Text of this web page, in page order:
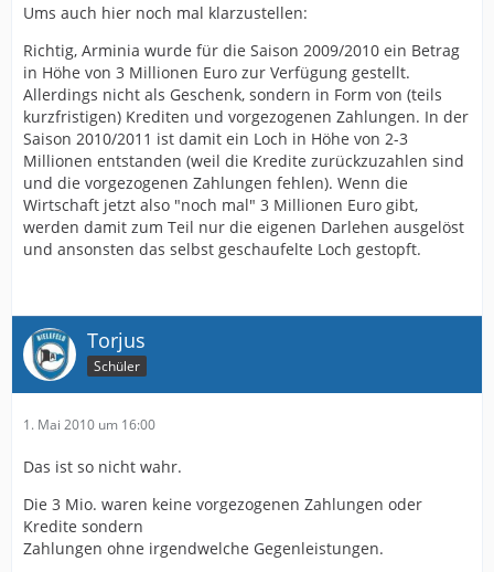
Ums auch hier noch mal klarzustellen:
Richtig, Arminia wurde für die Saison 2009/2010 ein Betrag
in Höhe von 3 Millionen Euro zur Verfügung gestellt.
Allerdings nicht als Geschenk, sondern in Form von (teils
kurzfristigen) Krediten und vorgezogenen Zahlungen. In der
Saison 2010/2011 ist damit ein Loch in Höhe von 2-3
Millionen entstanden (weil die Kredite zurückzuzahlen sind
und die vorgezogenen Zahlungen fehlen). Wenn die
Wirtschaft jetzt also "noch mal" 3 Millionen Euro gibt,
werden damit zum Teil nur die eigenen Darlehen ausgelöst
und ansonsten das selbst geschaufelte Loch gestopft.
Torjus
Schüler
1. Mai 2010 um 16:00
Das ist so nicht wahr.
Die 3 Mio. waren keine vorgezogenen Zahlungen oder
Kredite sondern
Zahlungen ohne irgendwelche Gegenleistungen.